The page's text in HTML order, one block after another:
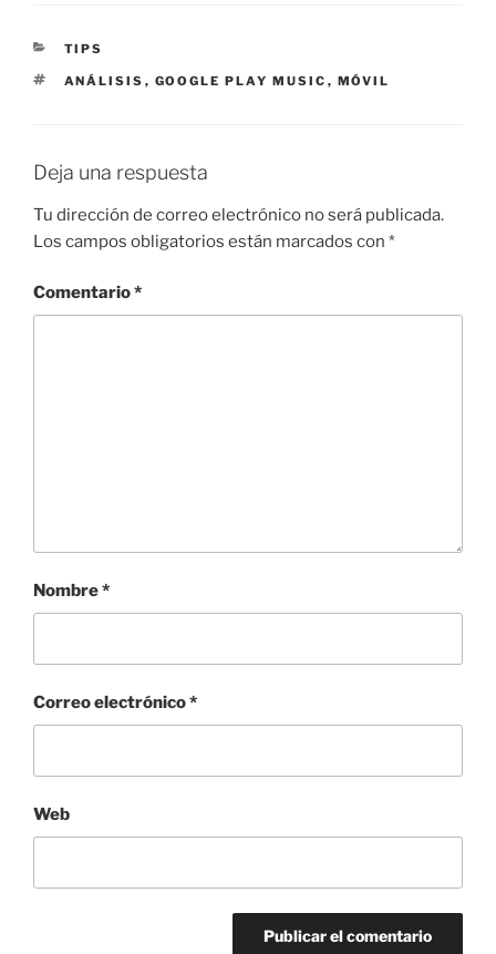
CATEGORÍAS
TIPS
ETIQUETAS
ANÁLISIS , GOOGLE PLAY MUSIC , MÓVIL
Deja una respuesta
Tu dirección de correo electrónico no será publicada.
Los campos obligatorios están marcados con *
Comentario*
Nombre*
Correo electrónico*
Web